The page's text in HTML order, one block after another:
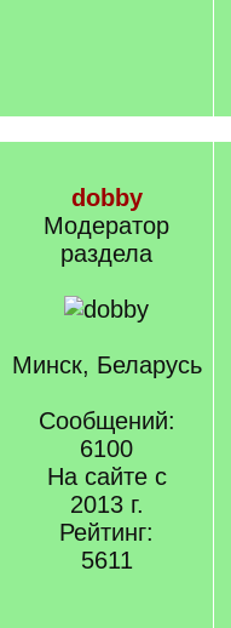
dobby
Модератор
раздела
Минск, Беларусь
Сообщений:
6100
На сайте с
2013 г.
Рейтинг:
5611